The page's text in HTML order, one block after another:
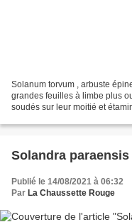
Solanum torvum , arbuste
grandes feuilles à limbe plus
soudés sur leur moitié et
Solandra paraensis
Publié le 14/08/2021 à 06:32
Par La Chaussette Rouge